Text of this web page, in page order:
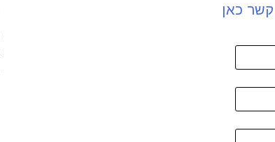
קשר כאן